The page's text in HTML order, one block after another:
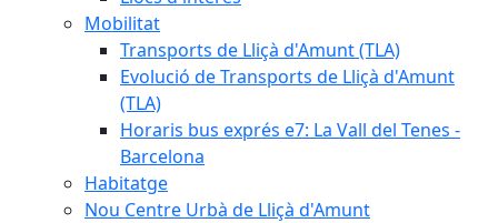
Mobilitat
Transports de Lliçà d'Amunt (TLA)
Evolució de Transports de Lliçà d'Amunt
(TLA)
Horaris bus exprés e7: La Vall del Tenes -
Barcelona
Habitatge
Nou Centre Urbà de Lliçà d'Amunt